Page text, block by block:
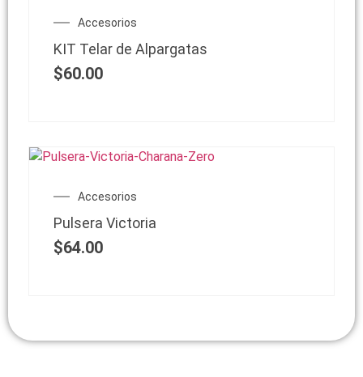
Accesorios
KIT Telar de Alpargatas
$60.00
Accesorios
Pulsera Victoria
$64.00